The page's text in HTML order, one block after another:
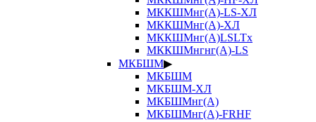
МККШМнг(А)-LS-ХЛ
МККШМнг(А)-ХЛ
МККШМнг(А)LSLTx
МККШМнгнг(А)-LS
МКБШМ▶
МКБШМ
МКБШМ-ХЛ
МКБШМнг(А)
МКБШМнг(А)-FRHF